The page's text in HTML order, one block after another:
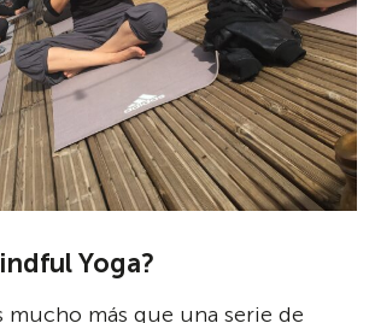
Yoga?
mucho más que una serie de